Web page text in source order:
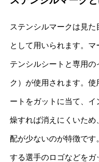
ステンシルマークは見
として用いられます。
テンシルシートと専用
ク）が使用されます。
ートをガットに当て、
燥すれば消えにくいた
配が少ないのが特徴で
する選手のロゴなどをガ